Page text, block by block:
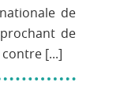
de
de
[...]